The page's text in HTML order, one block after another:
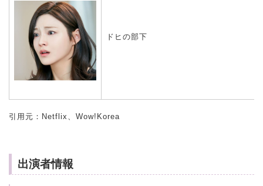
ドヒの部下
引用元：Netflix、Wow!Korea
出演者情報